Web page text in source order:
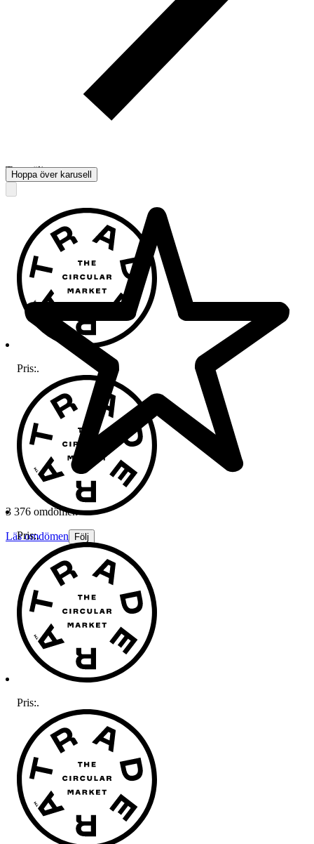
Toppsäljare
3 376 omdömen
Läs omdömen Följ
Hoppa över karusell
Pris:.
Pris:.
Pris:.